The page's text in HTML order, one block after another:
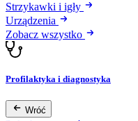
Strzykawki i igły
Urządzenia
Zobacz wszystko
Profilaktyka i diagnostyka
Wróć